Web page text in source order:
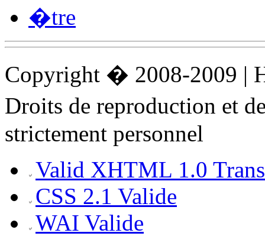
�tre
Copyright � 2008-2009 |
Droits de reproduction et
strictement personnel
Valid XHTML 1.0
CSS 2.1 Valide
WAI Valide